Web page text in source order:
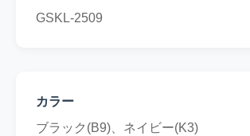
GSKL-2509
カラー
ブラック(B9)、ネイビー(K3)